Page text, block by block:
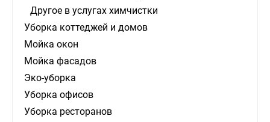
Другое в услугах химчистки
Уборка коттеджей и домов
Мойка окон
Мойка фасадов
Эко-уборка
Уборка офисов
Уборка ресторанов